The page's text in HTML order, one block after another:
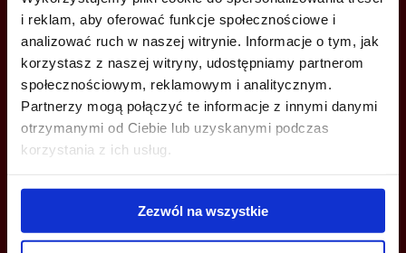
i reklam, aby oferować funkcje społecznościowe i
analizować ruch w naszej witrynie. Informacje o tym, jak
korzystasz z naszej witryny, udostępniamy partnerom
społecznościowym, reklamowym i analitycznym.
Partnerzy mogą połączyć te informacje z innymi danymi
otrzymanymi od Ciebie lub uzyskanymi podczas
korzystania z ich usług.
Zezwól na wszystkie
CALL US AND FIND OUT MORE
+48 539 096 754
tricity@officefinder.pl
YOU CAN LEAVE YOUR PHONE NUMBER AND WE WILL CONTACT